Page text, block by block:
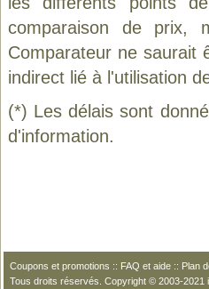
comparaison de prix,
Comparateur ne saurait
indirect lié à l'utilisation
(*) Les délais sont
d'information.
Coupons et promotions :: FAQ et aide :: Plan
Tous droits réservés. Copyright © 2003-